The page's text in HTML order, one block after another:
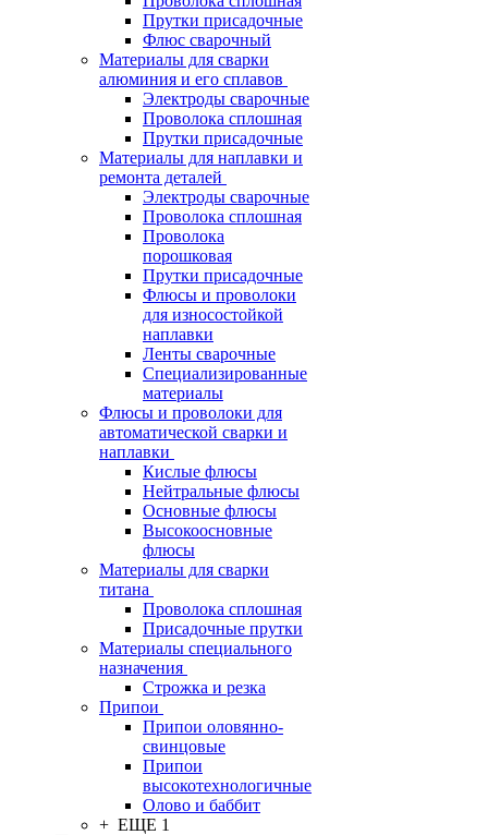
Прутки присадочные
Флюс сварочный
Материалы для сварки
алюминия и его сплавов
Электроды сварочные
Проволока сплошная
Прутки присадочные
Материалы для наплавки и
ремонта деталей
Электроды сварочные
Проволока сплошная
Проволока
порошковая
Прутки присадочные
Флюсы и проволоки
для износостойкой
наплавки
Ленты сварочные
Специализированные
материалы
Флюсы и проволоки для
автоматической сварки и
наплавки
Кислые флюсы
Нейтральные флюсы
Основные флюсы
Высокоосновные
флюсы
Материалы для сварки
титана
Проволока сплошная
Присадочные прутки
Материалы специального
назначения
Строжка и резка
Припои
Припои оловянно-
свинцовые
Припои
высокотехнологичные
Олово и баббит
+ ЕЩЕ 1